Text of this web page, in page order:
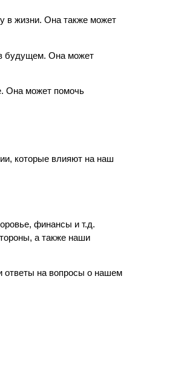
в жизни. Она также может
в будущем. Она может
Она может помочь
которые влияют на наш
финансы и т.д.
а также наши
ответы на вопросы о нашем